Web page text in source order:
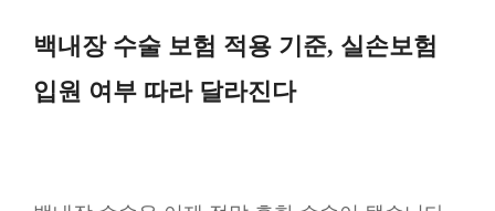
백내장 수술 보험 적용 기준, 실손보험
입원 여부 따라 달라진다